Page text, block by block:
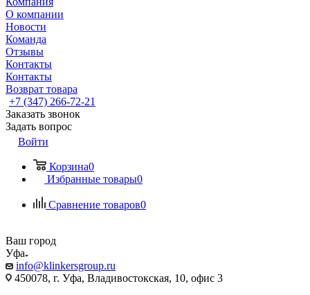
О компании
Новости
Команда
Отзывы
Контакты
Контакты
Возврат товара
+7 (347) 266-72-21
Заказать звонок
Задать вопрос
Войти
Корзина0
Избранные товары0
Сравнение товаров0
Ваш город
Уфа
info@klinkersgroup.ru
450078, г. Уфа, Владивостокская, 10, офис 3